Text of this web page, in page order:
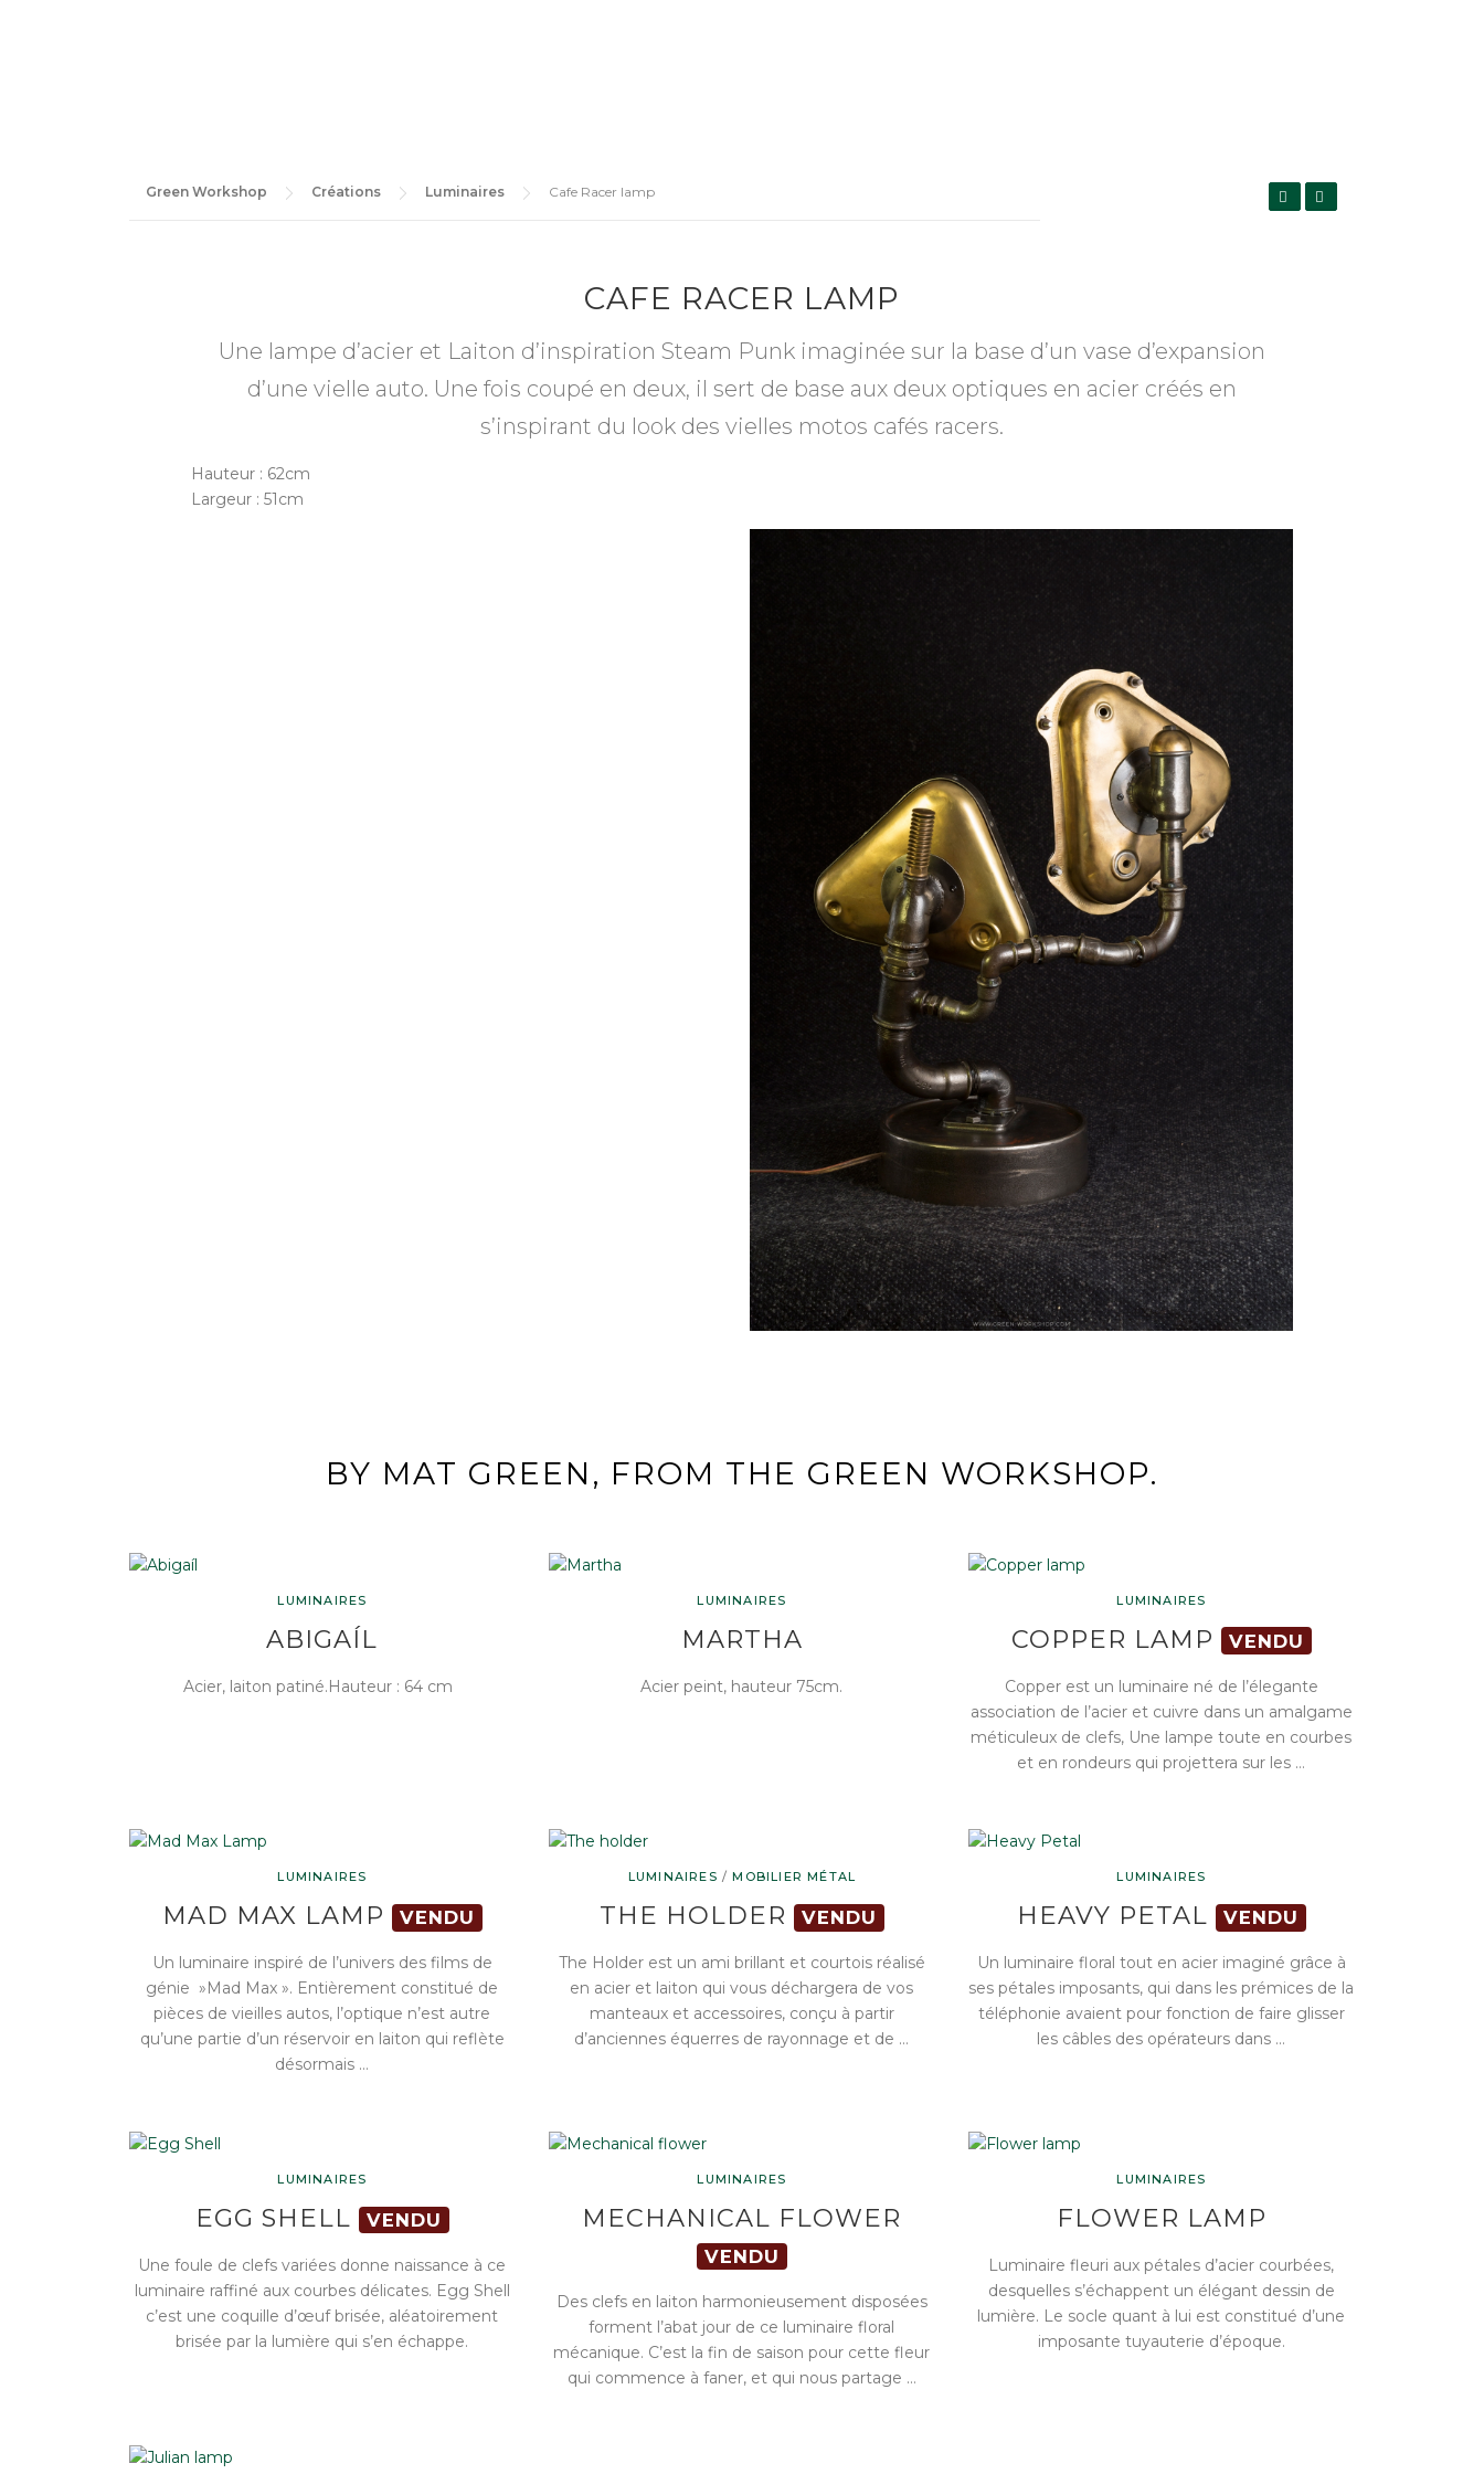
Green Workshop Créations Luminaires Cafe Racer lamp
CAFE RACER LAMP
Une lampe d’acier et Laiton d’inspiration Steam Punk imaginée sur la base d’un vase d’expansion
d’une vielle auto. Une fois coupé en deux, il sert de base aux deux optiques en acier créés en
s’inspirant du look des vielles motos cafés racers.
Hauteur : 62cm
Largeur : 51cm
BY MAT GREEN, FROM THE GREEN WORKSHOP.
LUMINAIRES
ABIGAÍL
Acier, laiton patiné.Hauteur : 64 cm
LUMINAIRES
MARTHA
Acier peint, hauteur 75cm.
LUMINAIRES
COPPER LAMP VENDU
Copper est un luminaire né de l’élegante
association de l’acier et cuivre dans un amalgame
méticuleux de clefs, Une lampe toute en courbes
et en rondeurs qui projettera sur les …
LUMINAIRES
MAD MAX LAMP VENDU
Un luminaire inspiré de l’univers des films de
génie »Mad Max ». Entièrement constitué de
pièces de vieilles autos, l’optique n’est autre
qu’une partie d’un réservoir en laiton qui reflète
désormais …
LUMINAIRES /MOBILIER MÉTAL
THE HOLDER VENDU
The Holder est un ami brillant et courtois réalisé
en acier et laiton qui vous déchargera de vos
manteaux et accessoires, conçu à partir
d’anciennes équerres de rayonnage et de …
LUMINAIRES
HEAVY PETAL VENDU
Un luminaire floral tout en acier imaginé grâce à
ses pétales imposants, qui dans les prémices de la
téléphonie avaient pour fonction de faire glisser
les câbles des opérateurs dans …
LUMINAIRES
EGG SHELL VENDU
Une foule de clefs variées donne naissance à ce
luminaire raffiné aux courbes délicates. Egg Shell
c’est une coquille d’œuf brisée, aléatoirement
brisée par la lumière qui s’en échappe.
LUMINAIRES
MECHANICAL FLOWER
VENDU
Des clefs en laiton harmonieusement disposées
forment l’abat jour de ce luminaire floral
mécanique. C’est la fin de saison pour cette fleur
qui commence à faner, et qui nous partage …
LUMINAIRES
FLOWER LAMP
Luminaire fleuri aux pétales d’acier courbées,
desquelles s’échappent un élégant dessin de
lumière. Le socle quant à lui est constitué d’une
imposante tuyauterie d’époque.